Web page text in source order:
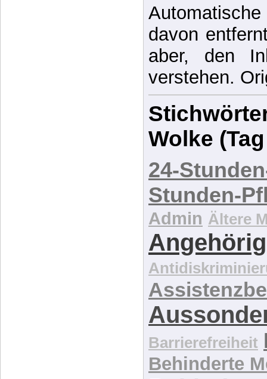
davon
aber, den
verstehen.
Wolke
24-
Stunden-
Admin Ältere
Barrierefreiheit